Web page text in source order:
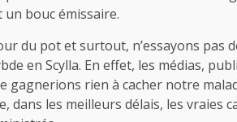
bouc émissaire.
du pot et surtout, n’essayons pas
en Scylla. En effet, les médias,
gagnerions rien à cacher notre
dans les meilleurs délais, les vraies